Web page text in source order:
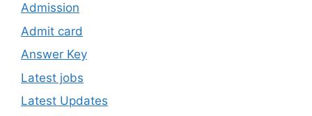
Admission
Admit card
Answer Key
Latest jobs
Latest Updates